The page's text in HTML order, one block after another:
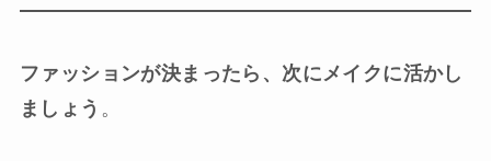
ファッションが決まったら、次にメイクに活かし
ましょう 。